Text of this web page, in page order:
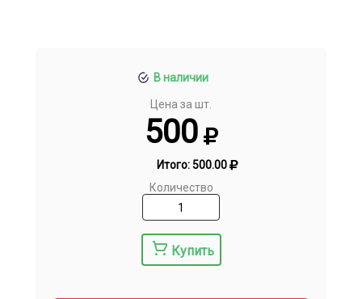
В наличии
Цена за шт.
500
Итого:500.00
Количество
Купить